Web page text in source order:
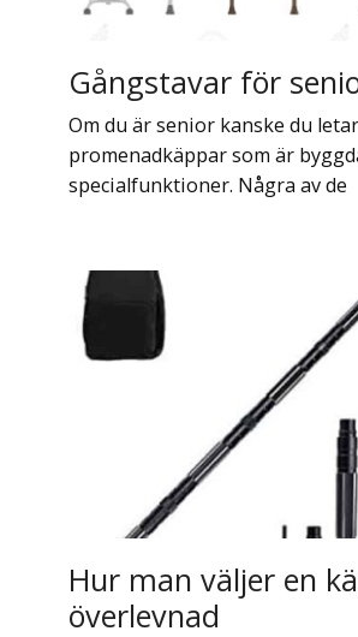
Gångstavar för
Om du är senior kanske du
promenadkäppar som är
specialfunktioner. Några av de
Hur man väljer en
överlevnad